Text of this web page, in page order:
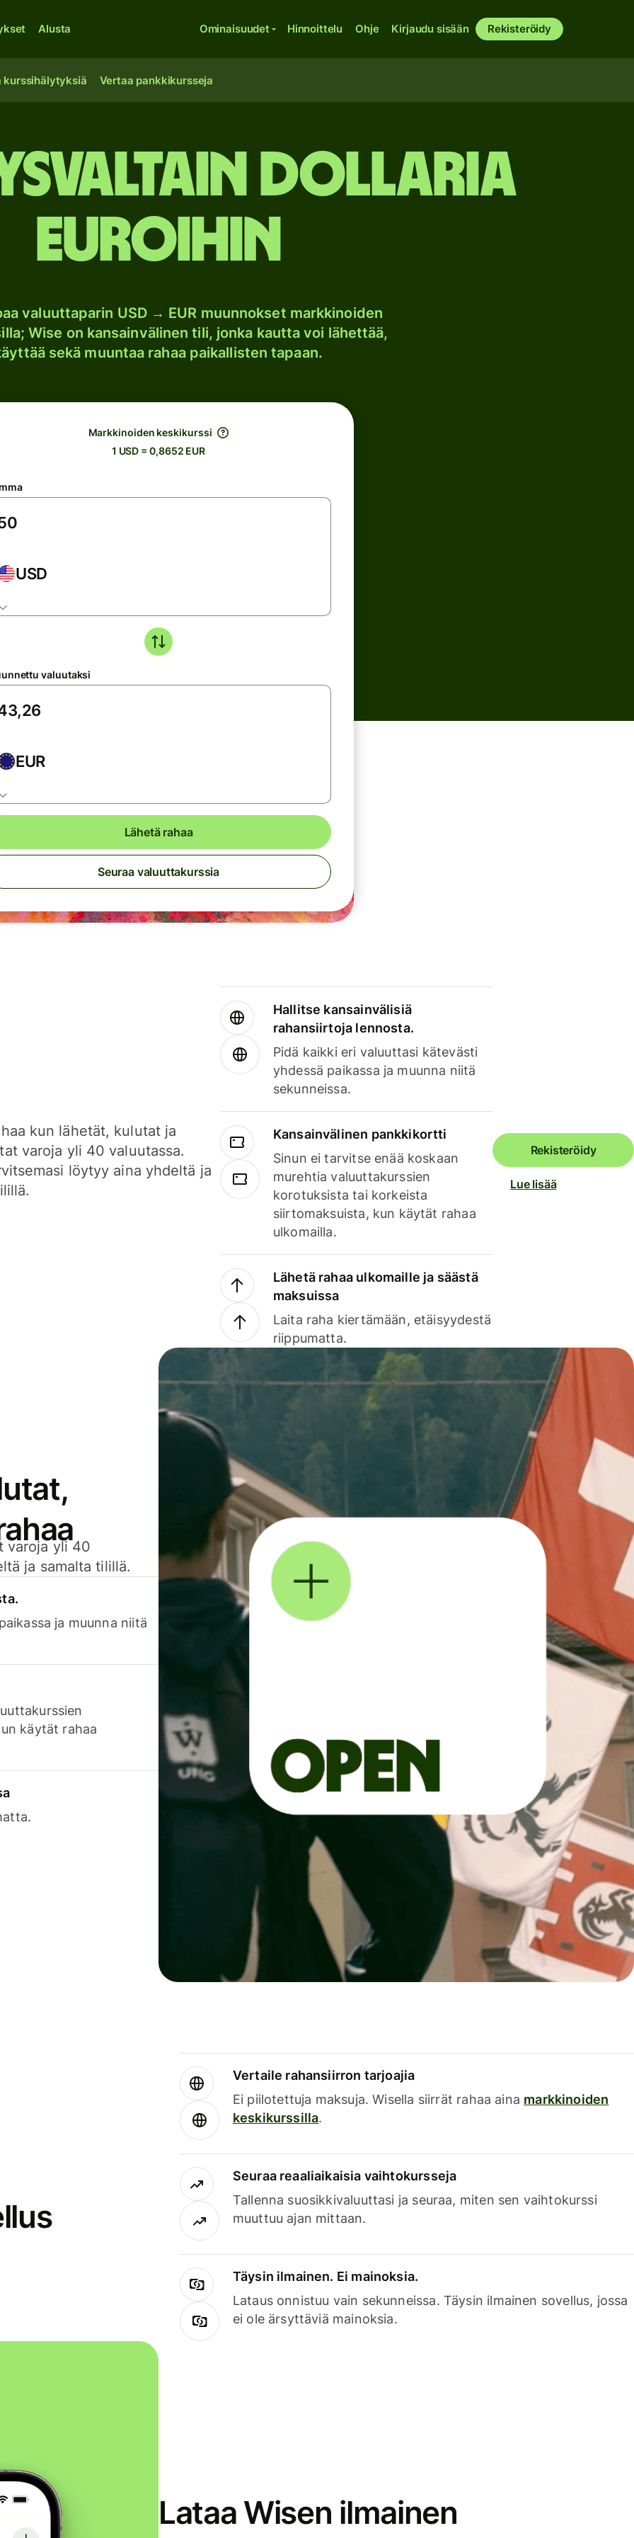
Alusta Ominaisuudet Hinnoittelu Ohje Kirjaudu sisään Rekisteröidy
kurssihälytyksiä Vertaa pankkikursseja
dollaria
euroihin
valuuttaparin USD → EUR muunnokset markkinoiden
Wise on kansainvälinen tili, jonka kautta voi lähettää,
sekä muuntaa rahaa paikallisten tapaan.
Markkinoiden keskikurssi
1 USD = 0,8652 EUR
USD
valuutaksi
EUR
Lähetä rahaa
Seuraa valuuttakurssia
kun lähetät, kulutat ja
varoja yli 40 valuutassa.
löytyy aina yhdeltä ja
Hallitse kansainvälisiä
rahansiirtoja lennosta.
Pidä kaikki eri valuuttasi kätevästi
yhdessä paikassa ja muunna niitä
sekunneissa.
Kansainvälinen pankkikortti
Sinun ei tarvitse enää koskaan
murehtia valuuttakurssien
korotuksista tai korkeista
siirtomaksuista, kun käytät rahaa
ulkomailla.
Lähetä rahaa ulkomaille ja säästä
maksuissa
Laita raha kiertämään, etäisyydestä
riippumatta.
Rekisteröidy
Lue lisää
varoja yli 40
ja samalta tilillä.
ja muunna niitä
käytät rahaa
Vertaile rahansiirron tarjoajia
Ei piilotettuja maksuja. Wisella siirrät rahaa aina markkinoiden
keskikurssilla.
Seuraa reaaliaikaisia vaihtokursseja
Tallenna suosikkivaluuttasi ja seuraa, miten sen vaihtokurssi
muuttuu ajan mittaan.
Täysin ilmainen. Ei mainoksia.
Lataus onnistuu vain sekunneissa. Täysin ilmainen sovellus, jossa
ei ole ärsyttäviä mainoksia.
Lataa Wisen ilmainen